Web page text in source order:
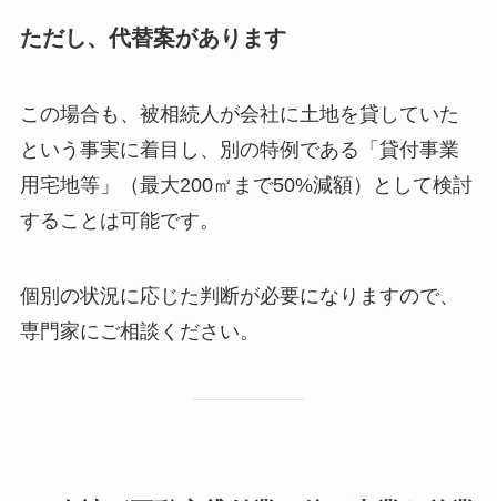
ただし、代替案があります
この場合も、被相続人が会社に土地を貸していた
という事実に着目し、別の特例である「貸付事業
用宅地等」（最大200㎡まで50%減額）として検討
することは可能です。
個別の状況に応じた判断が必要になりますので、
専門家にご相談ください。